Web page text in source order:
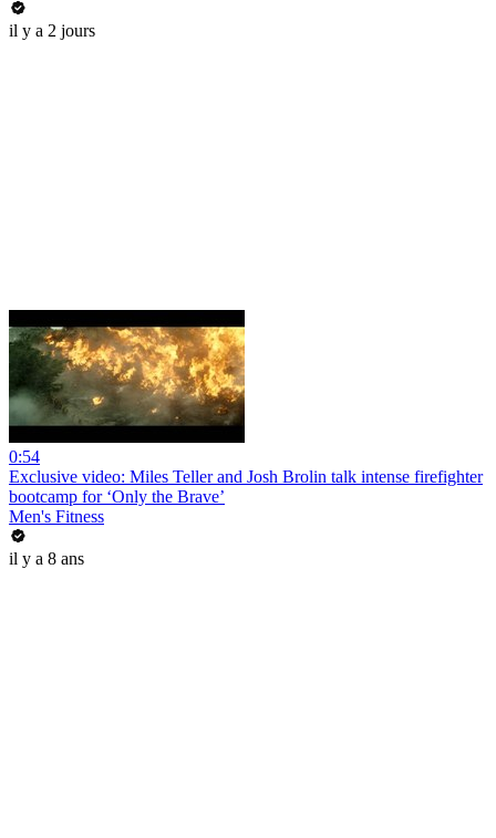
il y a 2 jours
0:54
Exclusive video: Miles Teller and Josh Brolin talk intense firefighter
bootcamp for ‘Only the Brave’
Men's Fitness
il y a 8 ans